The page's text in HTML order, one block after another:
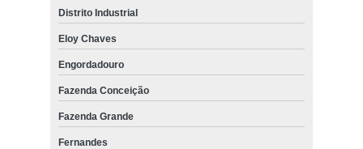
Distrito Industrial
Eloy Chaves
Engordadouro
Fazenda Conceição
Fazenda Grande
Fernandes